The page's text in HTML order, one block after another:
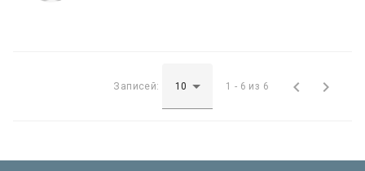
Записей: 1 - 6 из 6  